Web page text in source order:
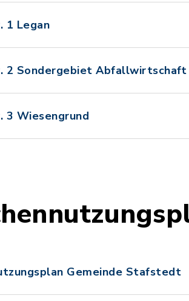
1 Legan
2 Sondergebiet Abfallwirtschaft
3 Wiesengrund
Gemeinde Stafstedt